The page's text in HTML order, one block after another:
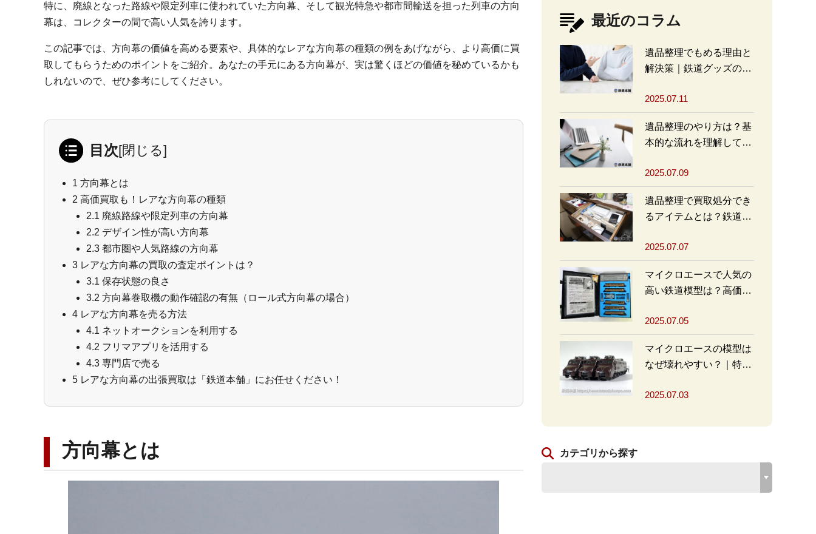
特に、廃線となった路線や限定列車に使われていた方向幕、そして観光特急や都市間輸送を担った列車の方向
幕は、コレクターの間で高い人気を誇ります。
この記事では、方向幕の価値を高める要素や、具体的なレアな方向幕の種類の例をあげながら、より高価に買
取してもらうためのポイントをご紹介。あなたの手元にある方向幕が、実は驚くほどの価値を秘めているかも
しれないので、ぜひ参考にしてください。
目次[閉じる]
1 方向幕とは
2 高価買取も！レアな方向幕の種類
2.1 廃線路線や限定列車の方向幕
2.2 デザイン性が高い方向幕
2.3都市圏や人気路線の方向幕
3 レアな方向幕の買取の査定ポイントは？
3.1 保存状態の良さ
3.2 方向幕巻取機の動作確認の有無（ロール式方向幕の場合）
4 レアな方向幕を売る方法
4.1 ネットオークションを利用する
4.2 フリマアプリを活用する
4.3専門店で売る
5 レアな方向幕の出張買取は「鉄道本舗」にお任せください！
方向幕とは
最近のコラム
遺品整理でもめる理由と
解決策｜鉄道グッズの整
2025.07.11
遺品整理のやり方は？基
本的な流れを理解して買
めよう
2025.07.09
遺品整理で買取処分でき
るアイテムとは？鉄道グ
も
2025.07.07
マイクロエースで人気の
高い鉄道模型は？高価買
2025.07.05
マイクロエースの模型は
なぜ壊れやすい？｜特徴
2025.07.03
カテゴリから探す